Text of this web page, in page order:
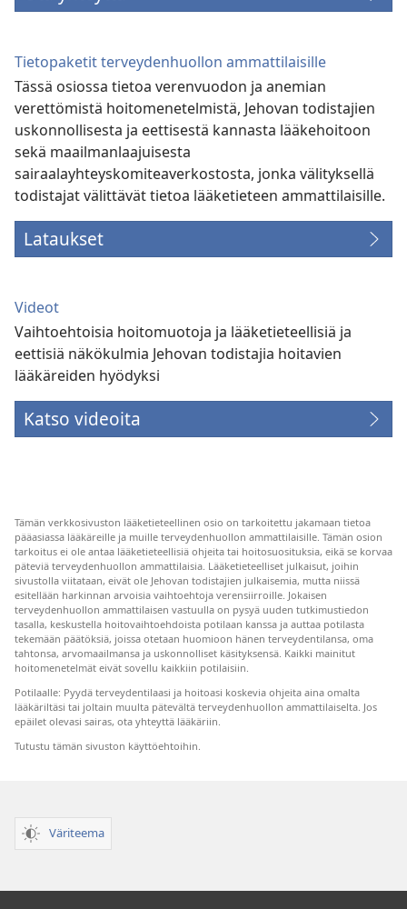
Tietopaketit terveydenhuollon ammattilaisille
Tässä osiossa tietoa verenvuodon ja anemian
verettömistä hoitomenetelmistä, Jehovan todistajien
uskonnollisesta ja eettisestä kannasta lääkehoitoon
sekä maailmanlaajuisesta
sairaalayhteyskomiteaverkostosta, jonka välityksellä
todistajat välittävät tietoa lääketieteen ammattilaisille.
Lataukset
Videot
Vaihtoehtoisia hoitomuotoja ja lääketieteellisiä ja
eettisiä näkökulmia Jehovan todistajia hoitavien
lääkäreiden hyödyksi
Katso videoita
Tämän verkkosivuston lääketieteellinen osio on tarkoitettu jakamaan tietoa
pääasiassa lääkäreille ja muille terveydenhuollon ammattilaisille. Tämän osion
tarkoitus ei ole antaa lääketieteellisiä ohjeita tai hoitosuosituksia, eikä se korvaa
päteviä terveydenhuollon ammattilaisia. Lääketieteelliset julkaisut, joihin
sivustolla viitataan, eivät ole Jehovan todistajien julkaisemia, mutta niissä
esitellään harkinnan arvoisia vaihtoehtoja verensiirroille. Jokaisen
terveydenhuollon ammattilaisen vastuulla on pysyä uuden tutkimustiedon
tasalla, keskustella hoitovaihtoehdoista potilaan kanssa ja auttaa potilasta
tekemään päätöksiä, joissa otetaan huomioon hänen terveydentilansa, oma
tahtonsa, arvomaailmansa ja uskonnolliset käsityksensä. Kaikki mainitut
hoitomenetelmät eivät sovellu kaikkiin potilaisiin.
Potilaalle: Pyydä terveydentilaasi ja hoitoasi koskevia ohjeita aina omalta
lääkäriltäsi tai joltain muulta pätevältä terveydenhuollon ammattilaiselta. Jos
epäilet olevasi sairas, ota yhteyttä lääkäriin.
Tutustu tämän sivuston käyttöehtoihin.
Väriteema